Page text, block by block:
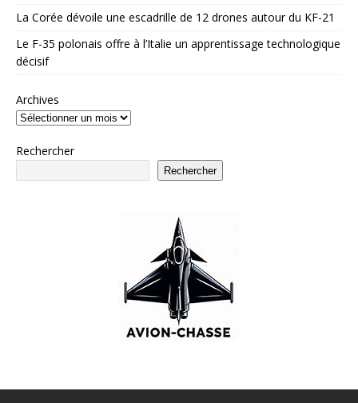
La Corée dévoile une escadrille de 12 drones autour du KF-21
Le F-35 polonais offre à l’Italie un apprentissage technologique
décisif
Archives
Rechercher
Rechercher